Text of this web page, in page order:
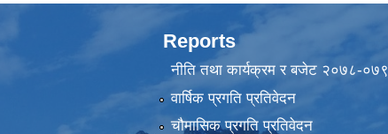
Reports
नीति तथा कार्यक्रम र बजेट २०७८-०७९
वार्षिक प्रगति प्रतिवेदन
चौमासिक प्रगति प्रतिवेदन